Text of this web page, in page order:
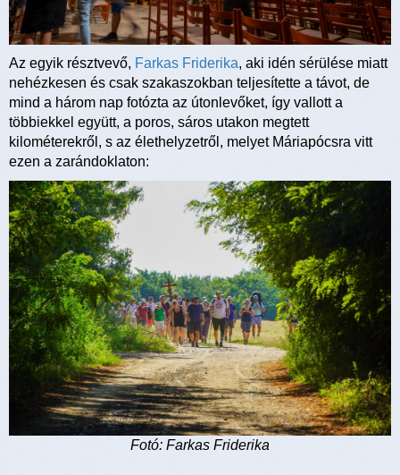
Az egyik résztvevő, Farkas Friderika, aki idén sérülése miatt
nehézkesen és csak szakaszokban teljesítette a távot, de
mind a három nap fotózta az útonlevőket, így vallott a
többiekkel együtt, a poros, sáros utakon megtett
kilométerekről, s az élethelyzetről, melyet Máriapócsra vitt
ezen a zarándoklaton:
Fotó: Farkas Friderika